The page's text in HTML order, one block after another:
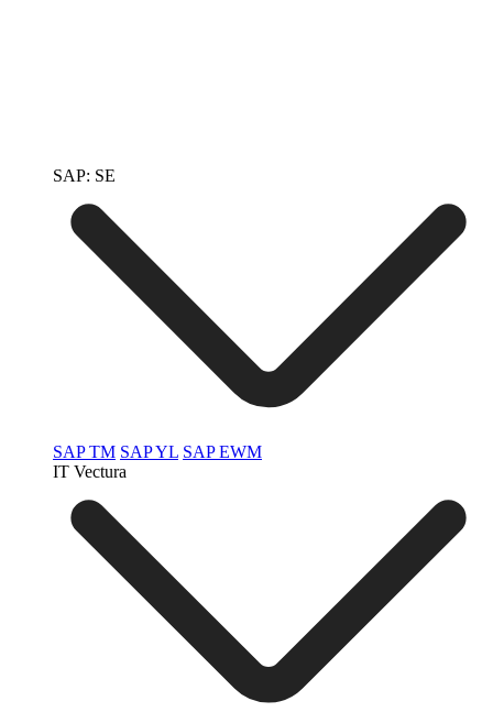
SAP: SE
SAP TM SAP YL SAP EWM
IT Vectura